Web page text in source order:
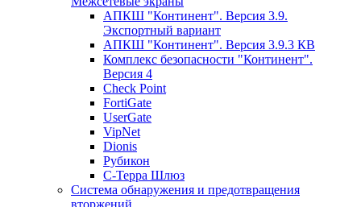
АПКШ "Континент". Версия 3.9.
Экспортный вариант
АПКШ "Континент". Версия 3.9.3 КВ
Комплекс безопасности "Континент".
Версия 4
Check Point
FortiGate
UserGate
VipNet
Dionis
Рубикон
С-Терра Шлюз
Система обнаружения и предотвращения
вторжений